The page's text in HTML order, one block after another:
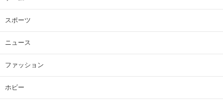
スポーツ
ニュース
ファッション
ホビー